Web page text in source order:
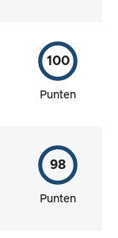
100
Punten
98
Punten